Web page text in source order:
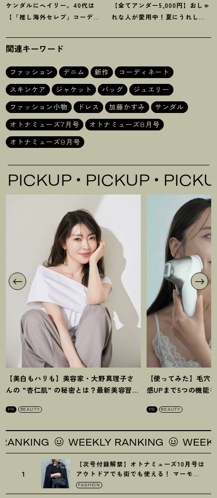
ケンダルにヘイリー。40代は
【「推し海外セレブ」コーデ】
デが吉！
【全てアンダー5,000円】おしゃ
れな人が愛用中 ！ 夏にうれしい
小物5選
関連キーワード
ファッション デニム 新作
コーディネート
スキンケア
ジャケット バッグ
ジュエリー
ファッション小物
ドレス 加藤かすみ
サンダル
オトナミューズ7月号
オトナミューズ8月号
オトナミューズ9月号
PICKUP PICKUP
【美白もハリも】美容家・大野真理子さ
んの “杏仁肌” の秘密とは ？ 最新美容習慣
PR BEAUTY
【使ってみた】毛穴
感UPまで5つの機能
PR BEAUTY
WEEKLY RANKING WEEKLY
1
【次号付録解禁】オトナミューズ10月号は
アウトドアでも街でも使える ！ マーモッ
トの黒ショルダー
FASHION